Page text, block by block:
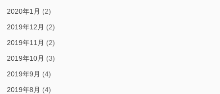
2020年1月 (2)
2019年12月 (2)
2019年11月 (2)
2019年10月 (3)
2019年9月 (4)
2019年8月 (4)